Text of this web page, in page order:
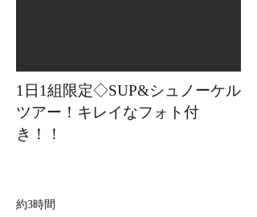
1日1組限定◇SUP&シュノーケル
ツアー！キレイなフォト付
き！！
約3時間